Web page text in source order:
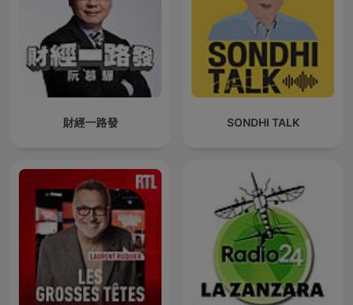
財經一路發 SONDHI TALK